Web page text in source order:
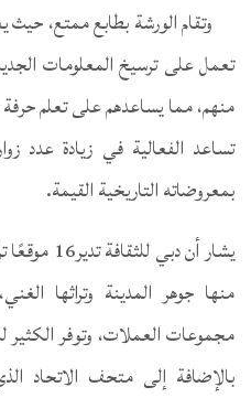
وتقام الورشة بطابع ممتع،
تعمل على ترسيخ المعلومات
منهم، مما يساعدهم على تعلم
تساعد الفعالية في زيادة عدد
بمعروضاته التاريخية القيمة.
يشار أن
منها جوهر المدينة وتراثها
مجموعات العملات، وتوفر
بالإضافة إلى متحف الاتحاد